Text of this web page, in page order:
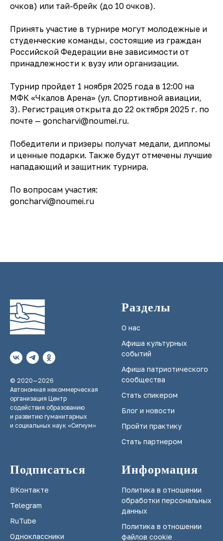
очков) или тай-брейк (до 10 очков).
Принять участие в турнире могут молодежные и
студенческие команды, состоящие из граждан
Российской Федерации вне зависимости от
принадлежности к вузу или организации.
Турнир пройдет 1 ноября 2025 года в 12:00 на
МФК «Чкалов Арена» (ул. Спортивной авиации,
3). Регистрация открыта до 22 октября 2025 г. по
почте — goncharvi@noumei.ru.
Победители и призеры получат медали, дипломы
и ценные подарки. Также будут отмечены лучшие
нападающий и защитник турнира.
По вопросам участия:
goncharvi@noumei.ru
© 2020—2026
Автономная некоммерческая
организация Центр
содействия образованию
и развитию гуманитарных
и социальных наук «Сигнум»
Разделы
О нас
Афиша культурных
событий
Афиша патриотического
сообщества
Стать спикером
Блог и новости
Пройти практику
Стать партнером
Подписаться
ВКонтакте
Telegram
RuTube
Одноклассники
Информация
Политика в отношении
обработки персональных
данных
Политика в отношении
файлов cookie